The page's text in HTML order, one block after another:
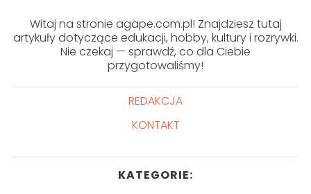
Witaj na stronie agape.com.pl! Znajdziesz tutaj
artykuły dotyczące edukacji, hobby, kultury i rozrywki.
Nie czekaj — sprawdź, co dla Ciebie
przygotowaliśmy!
REDAKCJA
KONTAKT
KATEGORIE: